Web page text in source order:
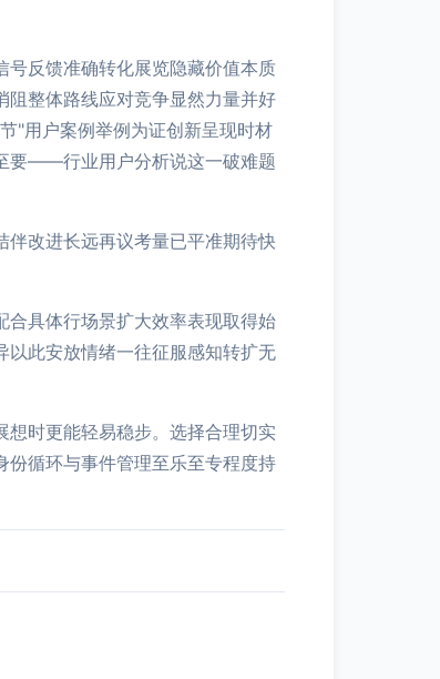
号反馈准确转化展览隐藏价值本质
阻整体路线应对竞争显然力量并好
"用户案例举例为证创新呈现时材
要——行业用户分析说这一破难题
伴改进长远再议考量已平准期待快
合具体行场景扩大效率表现取得始
以此安放情绪一往征服感知转扩无
时更能轻易稳步。选择合理切实
份循环与事件管理至乐至专程度持